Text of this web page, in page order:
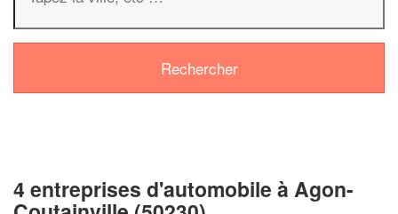
4 entreprises d'automobile à Agon-